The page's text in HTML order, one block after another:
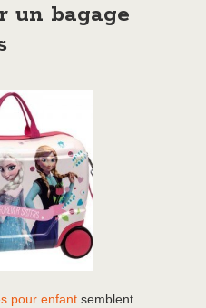
un bagage
pour enfant semblent